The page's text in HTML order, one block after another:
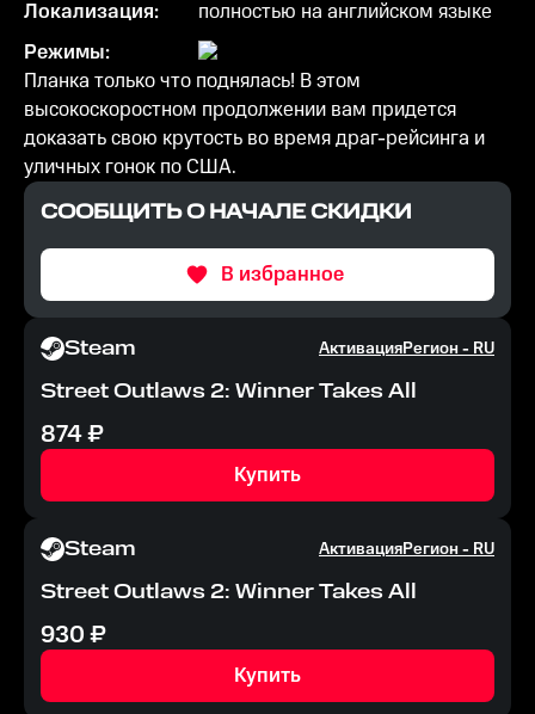
Локализация:
полностью на английском языке
Режимы:
Планка только что поднялась! В этом
высокоскоростном продолжении вам придется
доказать свою крутость во время драг-рейсинга и
уличных гонок по США.
СООБЩИТЬ О НАЧАЛЕ СКИДКИ
В избранное
Steam АктивацияРегион -RU
Street Outlaws 2: Winner Takes All
874₽
Купить
Steam АктивацияРегион -RU
Street Outlaws 2: Winner Takes All
930₽
Купить